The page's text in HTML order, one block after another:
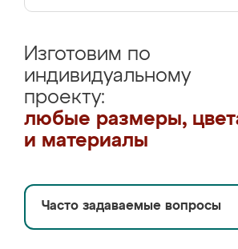
Изготовим по
индивидуальному
проекту:
любые размеры,
и материалы
Часто задаваемые вопросы